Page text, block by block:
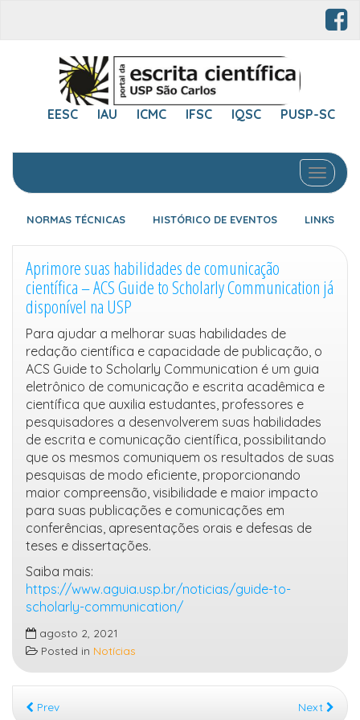
EESC IAU ICMC IFSC IQSC PUSP-SC
Toggle
NORMAS TÉCNICAS HISTÓRICO DE EVENTOS LINKS
Aprimore suas habilidades de comunicação
científica – ACS Guide to Scholarly Communication já
disponível na USP
Para ajudar a melhorar suas habilidades de
redação científica e capacidade de publicação, o
ACS Guide to Scholarly Communication é um guia
eletrônico de comunicação e escrita acadêmica e
científica que auxilia estudantes, professores e
pesquisadores a desenvolverem suas habilidades
de escrita e comunicação científica, possibilitando
que os mesmos comuniquem os resultados de suas
pesquisas de modo eficiente, proporcionando
maior compreensão, visibilidade e maior impacto
para suas publicações e comunicações em
conferências, apresentações orais e defesas de
teses e dissertações.
Saiba mais:
https://www.aguia.usp.br/noticias/guide-to-
scholarly-communication/
agosto 2, 2021
Posted in Notícias
Prev Next